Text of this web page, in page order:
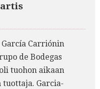
Carriónin
de Bodegas
tuohon aikaan
Garcia-